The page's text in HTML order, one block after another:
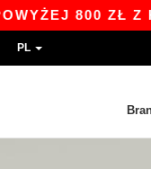
ZŁ Z KODEM
PL